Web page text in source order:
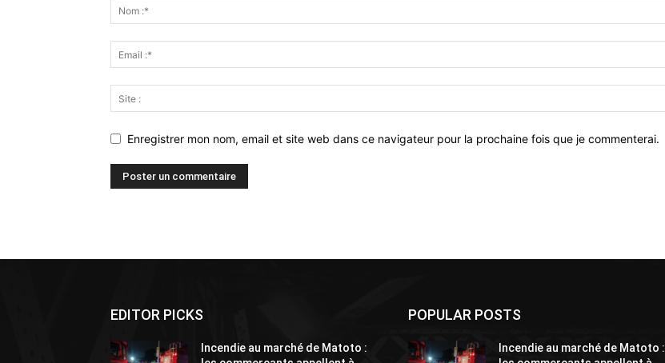
Enregistrer mon nom, email et site web dans ce navigateur pour la prochaine fois que je commenterai.
EDITOR PICKS
Incendie au marché de Matoto :
POPULAR POSTS
Incendie au marché de Matoto :